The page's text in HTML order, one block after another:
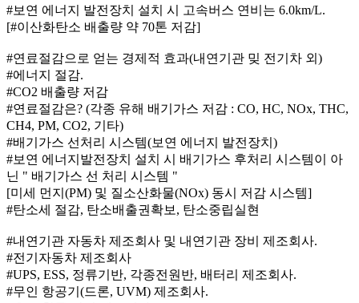
#보연 에너지 발전장치 설치 시 고속버스 연비는 6.0km/L.
[#이산화탄소 배출량 약 70톤 저감]
#연료절감으로 얻는 경제적 효과(내연기관 밎 전기차 외)
#에너지 절감.
#CO2 배출량 저감
#연료절감은? (각종 유해 배기가스 저감 : CO, HC, NOx, THC,
CH4, PM, CO2, 기타)
#배기가스 선처리 시스템(보연 에너지 발전장치)
#보연 에너지발전장치 설치 시 배기가스 후처리 시스템이 아
닌 " 배기가스 선 처리 시스템 "
[미세 먼지(PM) 및 질소산화물(NOx) 동시 저감 시스템]
#탄소세 절감, 탄소배출권확보, 탄소중립실현
#내연기관 자동차 제조회사 및 내연기관 장비 제조회사.
#전기자동차 제조회사
#UPS, ESS, 정류기반, 각종전원반, 배터리 제조회사.
#무인 항공기(드론, UVM) 제조회사.